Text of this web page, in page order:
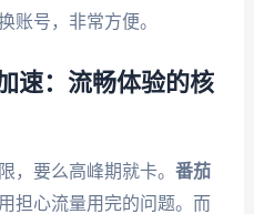
账号，非常方便。
速：流畅体验的核
，要么高峰期就卡。 番茄
担心流量用完的问题。而